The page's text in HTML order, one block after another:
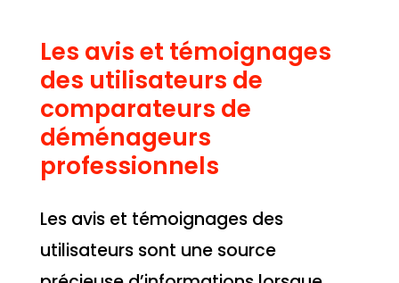
Les avis et témoignages
des utilisateurs de
comparateurs de
déménageurs
professionnels
Les avis et témoignages des
utilisateurs sont une source